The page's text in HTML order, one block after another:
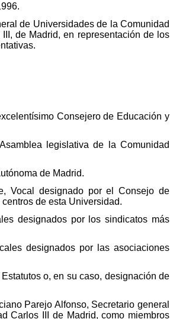
de Universidades de la Comunidad
de Madrid, en representación de los
Consejero de Educación y
legislativa de la Comunidad
de Madrid.
Vocal designado por el Consejo de
de esta Universidad.
designados por los sindicatos más
designados por las asociaciones
o, en su caso, designación de
Parejo Alfonso, Secretario general
Carlos III de Madrid, como miembros